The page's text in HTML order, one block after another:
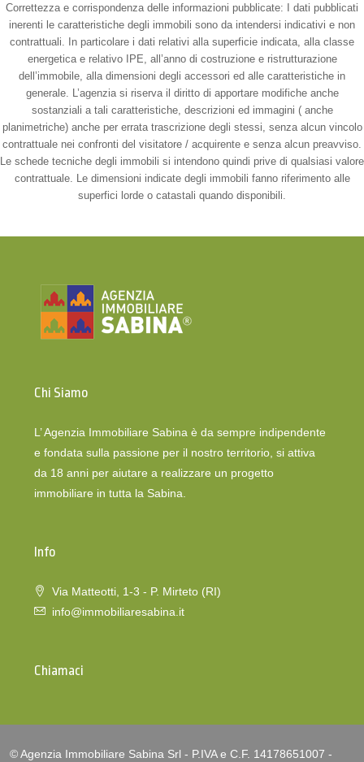
Correttezza e corrispondenza delle informazioni pubblicate: I dati pubblicati
inerenti le caratteristiche degli immobili sono da intendersi indicativi e non
contrattuali. In particolare i dati relativi alla superficie indicata, alla classe
energetica e relativo IPE, all’anno di costruzione e ristrutturazione
dell’immobile, alla dimensioni degli accessori ed alle caratteristiche in
generale. L’agenzia si riserva il diritto di apportare modifiche anche
sostanziali a tali caratteristiche, descrizioni ed immagini ( anche
planimetriche) anche per errata trascrizione degli stessi, senza alcun vincolo
contrattuale nei confronti del visitatore / acquirente e senza alcun preavviso.
Le schede tecniche degli immobili si intendono quindi prive di qualsiasi valore
contrattuale. Le dimensioni indicate degli immobili fanno riferimento alle
superfici lorde o catastali quando disponibili.
Chi Siamo
L’ Agenzia Immobiliare Sabina è da sempre indipendente
e fondata sulla passione per il nostro territorio, si attiva
da 18 anni per aiutare a realizzare un progetto
immobiliare in tutta la Sabina.
Info
Via Matteotti, 1-3 - P. Mirteto (RI)
info@immobiliaresabina.it
Chiamaci
© Agenzia Immobiliare Sabina Srl - P.IVA e C.F. 14178651007 -